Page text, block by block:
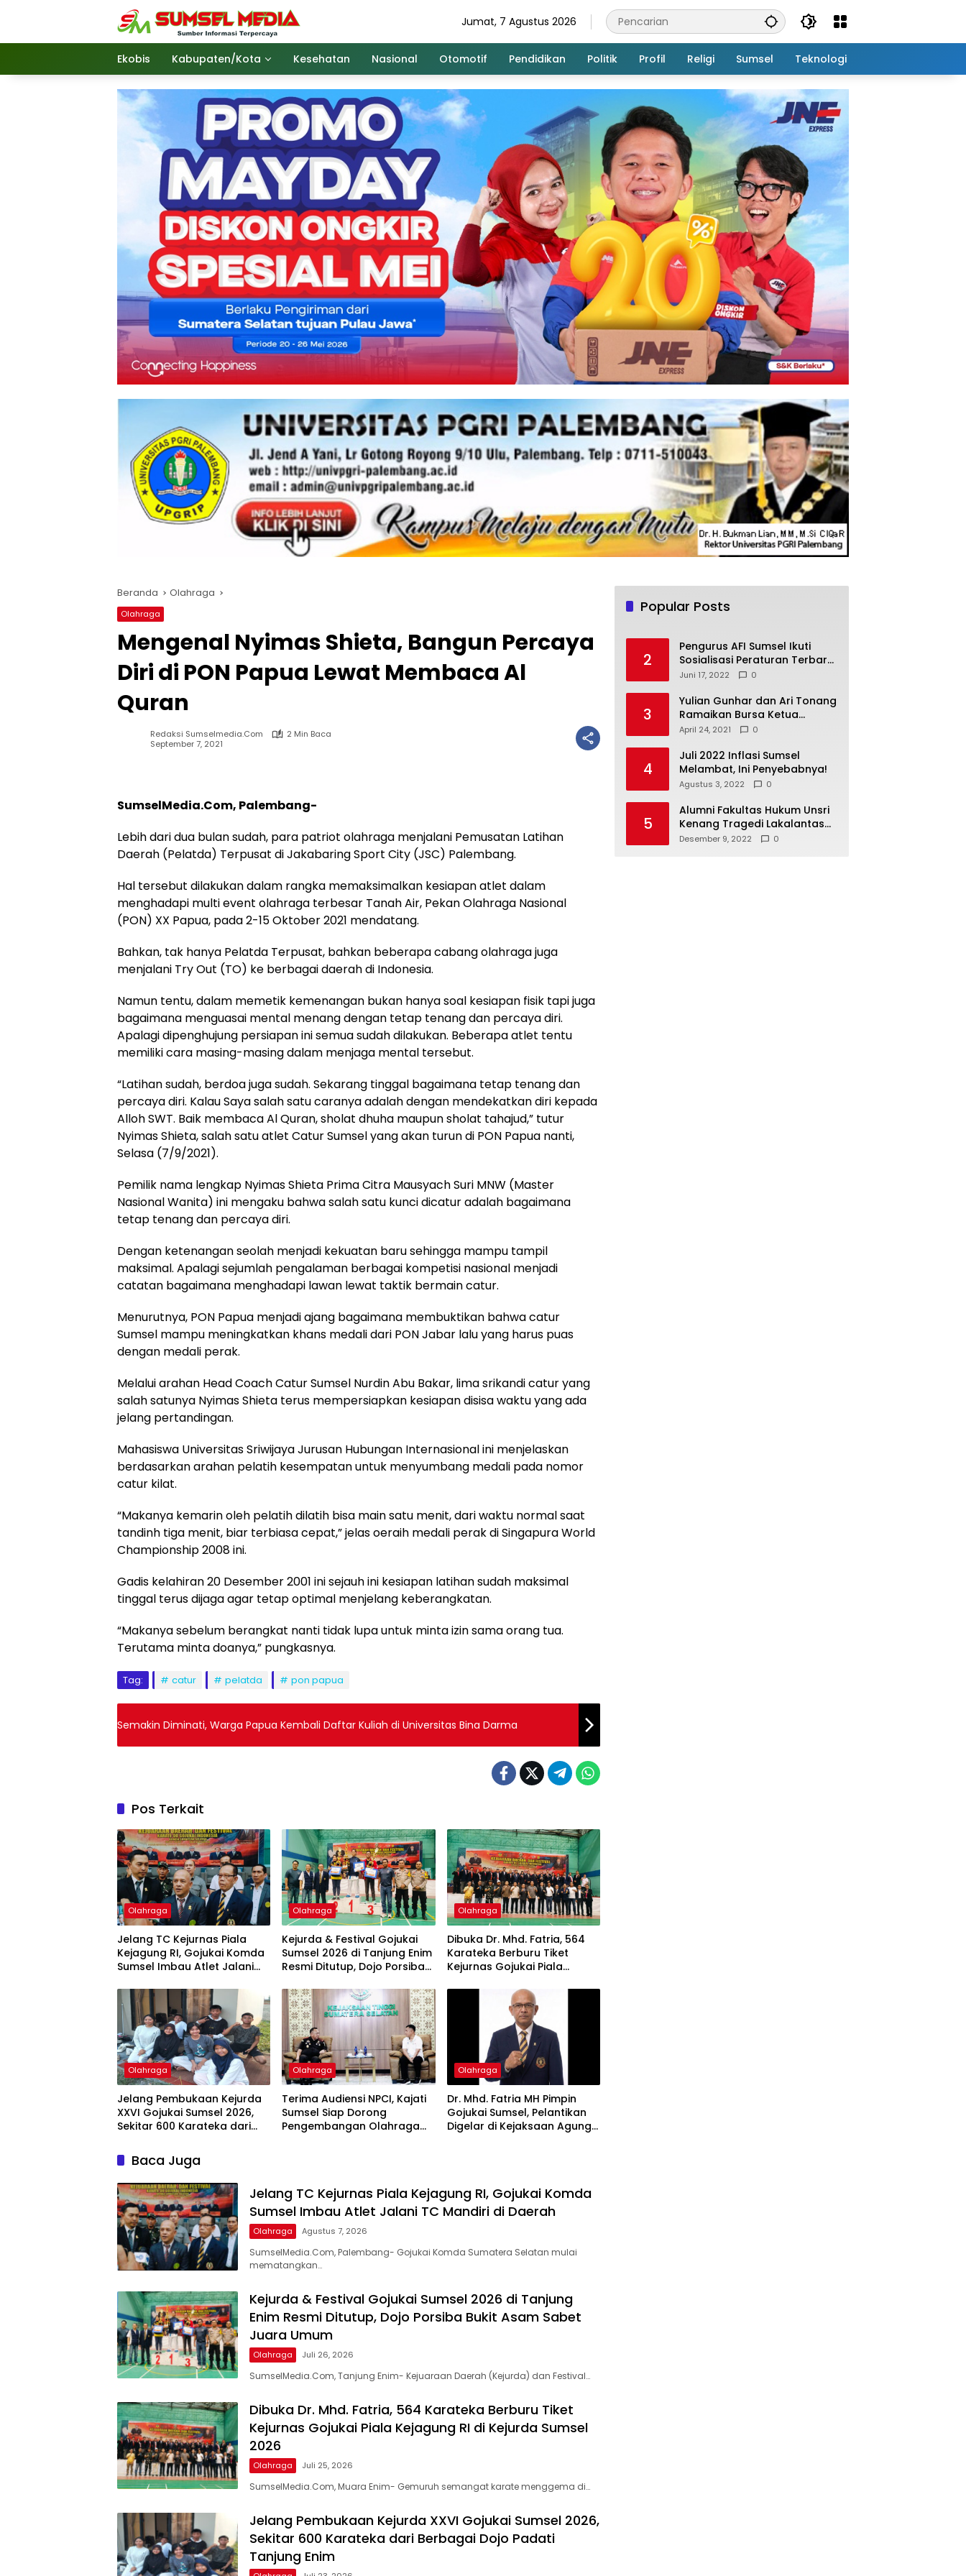
Jumat, 7 Agustus 2026
Ekobis Kabupaten/Kota Kesehatan Nasional Otomotif Pendidikan Politik Profil Religi Sumsel Teknologi
Beranda Olahraga
Olahraga
Mengenal Nyimas Shieta, Bangun Percaya
Diri di PON Papua Lewat Membaca Al
Quran
Redaksi Sumselmedia.com
2 Min Baca
September 7, 2021
SumselMedia.Com, Palembang-
Lebih dari dua bulan sudah, para patriot olahraga menjalani Pemusatan Latihan
Daerah (Pelatda) Terpusat di Jakabaring Sport City (JSC) Palembang.
Hal tersebut dilakukan dalam rangka memaksimalkan kesiapan atlet dalam
menghadapi multi event olahraga terbesar Tanah Air, Pekan Olahraga Nasional
(PON) XX Papua, pada 2-15 Oktober 2021 mendatang.
Bahkan, tak hanya Pelatda Terpusat, bahkan beberapa cabang olahraga juga
menjalani Try Out (TO) ke berbagai daerah di Indonesia.
Namun tentu, dalam memetik kemenangan bukan hanya soal kesiapan fisik tapi juga
bagaimana menguasai mental menang dengan tetap tenang dan percaya diri.
Apalagi dipenghujung persiapan ini semua sudah dilakukan. Beberapa atlet tentu
memiliki cara masing-masing dalam menjaga mental tersebut.
“Latihan sudah, berdoa juga sudah. Sekarang tinggal bagaimana tetap tenang dan
percaya diri. Kalau Saya salah satu caranya adalah dengan mendekatkan diri kepada
Alloh SWT. Baik membaca Al Quran, sholat dhuha maupun sholat tahajud,” tutur
Nyimas Shieta, salah satu atlet Catur Sumsel yang akan turun di PON Papua nanti,
Selasa (7/9/2021).
Pemilik nama lengkap Nyimas Shieta Prima Citra Mausyach Suri MNW (Master
Nasional Wanita) ini mengaku bahwa salah satu kunci dicatur adalah bagaimana
tetap tenang dan percaya diri.
Dengan ketenangan seolah menjadi kekuatan baru sehingga mampu tampil
maksimal. Apalagi sejumlah pengalaman berbagai kompetisi nasional menjadi
catatan bagaimana menghadapi lawan lewat taktik bermain catur.
Menurutnya, PON Papua menjadi ajang bagaimana membuktikan bahwa catur
Sumsel mampu meningkatkan khans medali dari PON Jabar lalu yang harus puas
dengan medali perak.
Melalui arahan Head Coach Catur Sumsel Nurdin Abu Bakar, lima srikandi catur yang
salah satunya Nyimas Shieta terus mempersiapkan kesiapan disisa waktu yang ada
jelang pertandingan.
Mahasiswa Universitas Sriwijaya Jurusan Hubungan Internasional ini menjelaskan
berdasarkan arahan pelatih kesempatan untuk menyumbang medali pada nomor
catur kilat.
“Makanya kemarin oleh pelatih dilatih bisa main satu menit, dari waktu normal saat
tandinh tiga menit, biar terbiasa cepat,” jelas oeraih medali perak di Singapura World
Championship 2008 ini.
Gadis kelahiran 20 Desember 2001 ini sejauh ini kesiapan latihan sudah maksimal
tinggal terus dijaga agar tetap optimal menjelang keberangkatan.
“Makanya sebelum berangkat nanti tidak lupa untuk minta izin sama orang tua.
Terutama minta doanya,” pungkasnya.
Tag: catur pelatda pon papua
Semakin Diminati, Warga Papua Kembali Daftar Kuliah di Universitas Bina Darma
Pos Terkait
Olahraga
Jelang TC Kejurnas Piala
Kejagung RI, Gojukai Komda
Sumsel Imbau Atlet Jalani
Olahraga
Kejurda & Festival Gojukai
Sumsel 2026 di Tanjung Enim
Resmi Ditutup, Dojo Porsiba
Umum
Olahraga
Dibuka Dr. Mhd. Fatria, 564
Karateka Berburu Tiket
Kejurnas Gojukai Piala
Sumsel 2026
Olahraga
Jelang Pembukaan Kejurda
XXVI Gojukai Sumsel 2026,
Sekitar 600 Karateka dari
Tanjung Enim
Olahraga
Terima Audiensi NPCI, Kajati
Sumsel Siap Dorong
Pengembangan Olahraga
Olahraga
Dr. Mhd. Fatria MH Pimpin
Gojukai Sumsel, Pelantikan
Digelar di Kejaksaan Agung
Baca Juga
Jelang TC Kejurnas Piala Kejagung RI, Gojukai Komda
Sumsel Imbau Atlet Jalani TC Mandiri di Daerah
Olahraga Agustus 7, 2026
SumselMedia.Com, Palembang- Gojukai Komda Sumatera Selatan mulai
mematangkan…
Kejurda & Festival Gojukai Sumsel 2026 di Tanjung
Enim Resmi Ditutup, Dojo Porsiba Bukit Asam Sabet
Juara Umum
Olahraga Juli 26, 2026
SumselMedia.Com, Tanjung Enim- Kejuaraan Daerah (Kejurda) dan Festival…
Dibuka Dr. Mhd. Fatria, 564 Karateka Berburu Tiket
Kejurnas Gojukai Piala Kejagung RI di Kejurda Sumsel
2026
Olahraga Juli 25, 2026
SumselMedia.Com, Muara Enim- Gemuruh semangat karate menggema di…
Jelang Pembukaan Kejurda XXVI Gojukai Sumsel 2026,
Sekitar 600 Karateka dari Berbagai Dojo Padati
Tanjung Enim
Popular Posts
2
Pengurus AFI Sumsel Ikuti
Sosialisasi Peraturan Terbaru
Federasi Floorball
Juni 17, 2022 0
3
Yulian Gunhar dan Ari Tonang
Ramaikan Bursa Ketua
Percasi Sumsel
April 24, 2021 0
4
Juli 2022 Inflasi Sumsel
Melambat, Ini Penyebabnya!
Agustus 3, 2022 0
5
Alumni Fakultas Hukum Unsri
Kenang Tragedi Lakalantas
28 Tahun Silam
Desember 9, 2022 0